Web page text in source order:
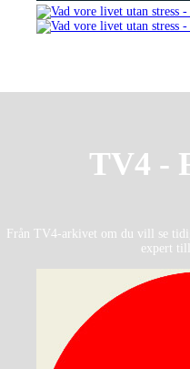
TV4 -
Från TV4-arkivet om du vill se
expert